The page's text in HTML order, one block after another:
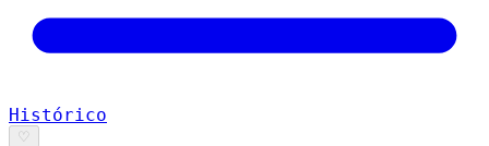
Histórico
♡